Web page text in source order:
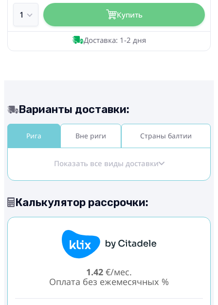
Купить
Доставка: 1-2 дня
Варианты доставки:
Рига Вне риги Страны балтии
Показать все виды доставки
Калькулятор рассрочки:
1.42 €/мес.
Оплата без ежемесячных %